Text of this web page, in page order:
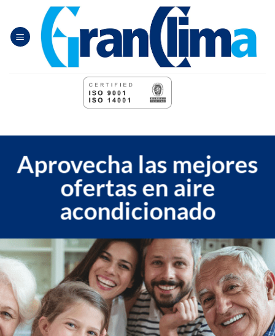
contenido
Aprovecha las mejores
ofertas en aire
acondicionado